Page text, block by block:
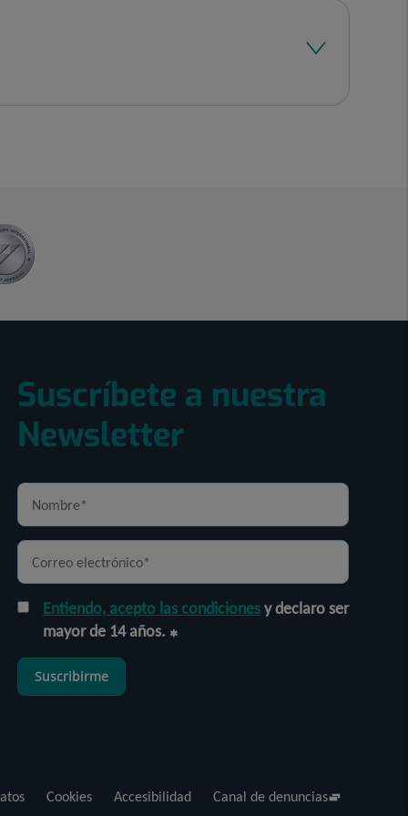
Suscríbete a nuestra
Newsletter
Entiendo, acepto las condicionesy declaro ser
mayor de 14 años.
Suscribirme
Cookies Accesibilidad Canal de denuncias